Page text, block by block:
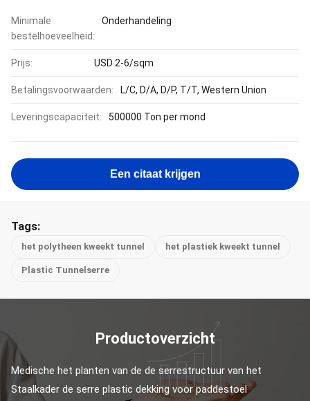
Minimale
bestelhoeveelheid:
Onderhandeling
Prijs: USD 2-6/sqm
Betalingsvoorwaarden: L/C, D/A, D/P, T/T, Western Union
Leveringscapaciteit: 500000 Ton per mond
Een citaat krijgen
Tags:
het polytheen kweekt tunnel het plastiek kweekt tunnel
Plastic Tunnelserre
Productoverzicht
Medische het planten van de de serrestructuur van het
Staalkader de serre plastic dekking voor paddestoel